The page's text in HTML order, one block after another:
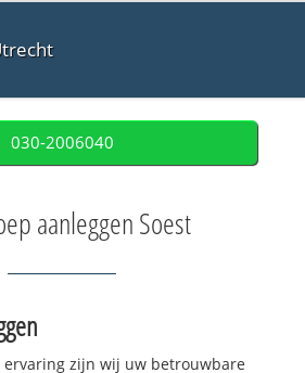
030-2006040
aanleggen Soest
zijn wij uw betrouwbare